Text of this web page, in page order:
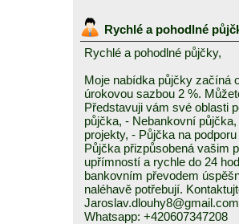
Rychlé a pohodlné
Rychlé a pohodlné půjčky,
Moje nabídka půjčky začíná
úrokovou sazbou 2 %.
Představuji vám své oblasti
půjčka, - Nebankovní
projekty, - Půjčka na
Půjčka přizpůsobená vašim
upřímností a rychle do 24
bankovním převodem
naléhavě potřebují.
Jaroslav.dlouhy8@gmail.com
Whatsapp: +420607347208